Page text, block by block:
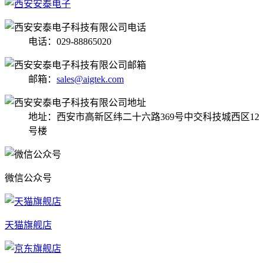
电话：029-88865020
邮箱： sales@aigtek.com
地址：西安市高新区纬二十六路369号中交科技城西区12
号楼
微信公众号
天猫旗舰店